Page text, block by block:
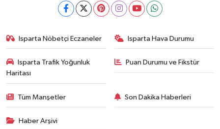
Isparta Nöbetçi Eczaneler Isparta Hava Durumu
Isparta Trafik Yoğunluk
Haritası
Puan Durumu ve Fikstür
Tüm Manşetler Son Dakika Haberleri
Haber Arşivi